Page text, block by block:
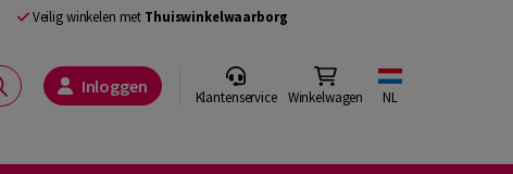
Veilig winkelen met Thuiswinkelwaarborg
Inloggen Klantenservice Winkelwagen NL